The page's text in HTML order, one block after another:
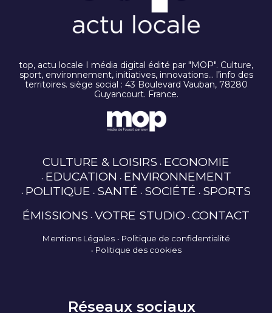
top, actu locale I média digital édité par "MOP". Culture,
sport, environnement, initiatives, innovations… l’info des
territoires. siège social : 43 Boulevard Vauban, 78280
Guyancourt. France.
CULTURE & LOISIRS ECONOMIE
EDUCATION ENVIRONNEMENT
POLITIQUE SANTÉ SOCIÉTÉ SPORTS
ÉMISSIONS VOTRE STUDIO CONTACT
Mentions Légales
Politique de confidentialité
Politique des cookies
Réseaux sociaux